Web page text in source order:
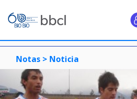
Notas > Noticia